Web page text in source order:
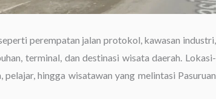
seperti perempatan jalan protokol, kawasan industri,
terminal, dan destinasi wisata daerah. Lokasi-
hingga wisatawan yang melintasi Pasuruan